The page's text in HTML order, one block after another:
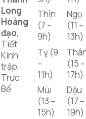
Long
Hoàng
đạo,
Tiết
Kinh
trập,
Trực
Bế
Thìn
(7 –
9h)
Tỵ (9
–
11h)
Mùi
(13 –
15h)
Ngọ
(11 –
13h)
(15 –
17h)
Dậu
(17 –
19h)